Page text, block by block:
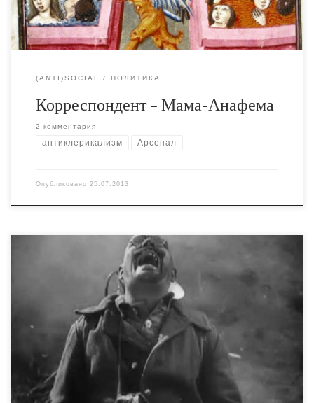
Ukraine.
(ANTI)SOCIAL ПОЛИТИКА
Корреспондент – Мама-Анафема
2 комментария
антиклерикализм Арсенал
Опубликовано 25.07.2013
Фильм Довженко "Арсенал" можно полностью
посмотреть здесь, сегодня особенно актуально. А по
поводу сегодняшней даты повторю прошлогодние
слова: Свобода и Партия Регионов могут сколько
угодно проклинать друг друга и ругать последними
словами — в главном они безусловно сходятся.